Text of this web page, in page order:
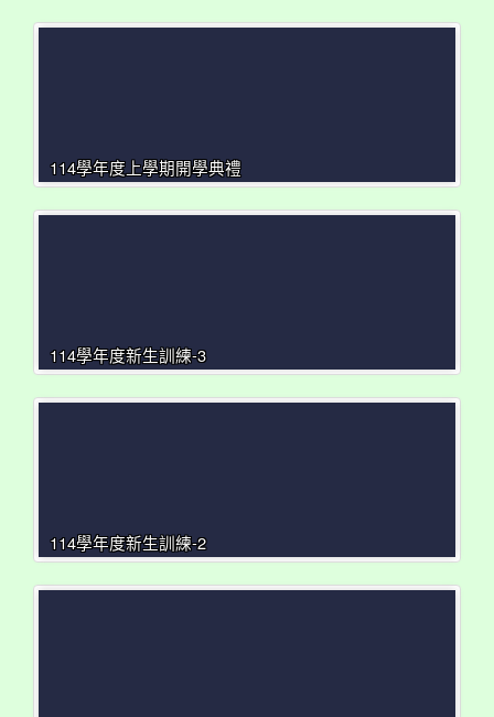
114學年度上學期開學典禮
114學年度新生訓練-3
114學年度新生訓練-2